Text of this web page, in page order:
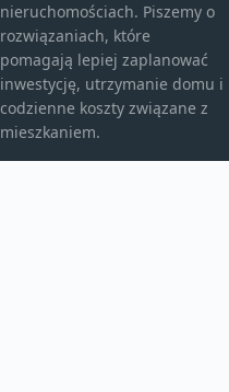
nieruchomościach. Piszemy o
rozwiązaniach, które
pomagają lepiej zaplanować
inwestycję, utrzymanie domu i
codzienne koszty związane z
mieszkaniem.